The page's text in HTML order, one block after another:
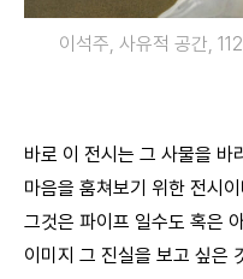
이석주, 사유적 공간,
바로 이 전시는 그 사물을 바
마음을 훔쳐보기 위한 전시
그것은 파이프 일수도 혹은
이미지 그 진실을 보고 싶은